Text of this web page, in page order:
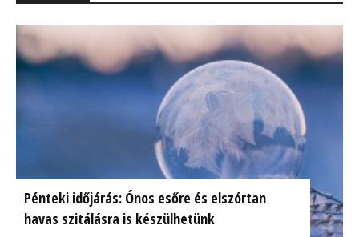
Pénteki időjárás: Ónos esőre és elszórtan
havas szitálásra is készülhetünk